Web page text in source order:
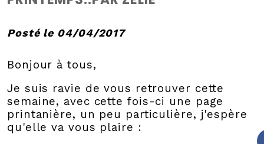
Posté le 04/04/2017
Bonjour à tous,
Je suis ravie de vous retrouver cette
semaine, avec cette fois-ci une page
printanière, un peu particulière, j'espère
qu'elle va vous plaire :